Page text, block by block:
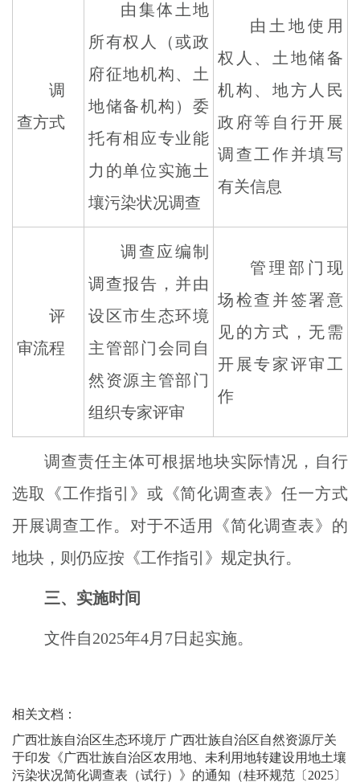
调
查方式
由集体土地
所有权人（或政
府征地机构、土
地储备机构）委
托有相应专业能
力的单位实施土
壤污染状况调查
由土地使用
权人、土地储备
机构、地方人民
政府等自行开展
调查工作并填写
有关信息
评
审流程
调查应编制
调查报告，并由
设区市生态环境
主管部门会同自
然资源主管部门
组织专家评审
管理部门现
场检查并签署意
见的方式，无需
开展专家评审工
作
调查责任主体可根据地块实际情况，自行
选取《工作指引》或《简化调查表》任一方式
开展调查工作。对于不适用《简化调查表》的
地块，则仍应按《工作指引》规定执行。
三、实施时间
文件自2025年4月7日起实施。
相关文档：
广西壮族自治区生态环境厅 广西壮族自治区自然资源厅关
于印发《广西壮族自治区农用地、未利用地转建设用地土壤
污染状况简化调查表（试行）》的通知（桂环规范〔2025〕